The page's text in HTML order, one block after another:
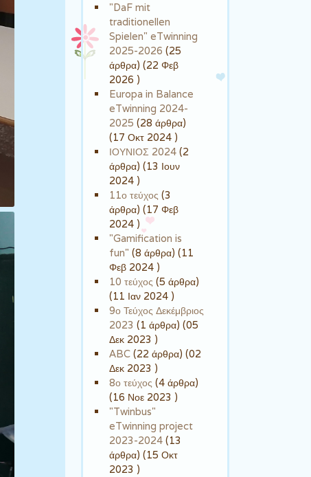
"DaF mit
traditionellen
Spielen" eTwinning
2025-2026 (25
άρθρα) (22 Φεβ
2026 )
Europa in Balance
eTwinning 2024-
2025 (28 άρθρα)
(17 Οκτ 2024 )
ΙΟΥΝΙΟΣ 2024 (2
άρθρα) (13 Ιουν
2024 )
11ο τεύχος (3
άρθρα) (17 Φεβ
2024 )
"Gamification is
fun" (8 άρθρα) (11
Φεβ 2024 )
10 τεύχος (5 άρθρα)
(11 Ιαν 2024 )
9ο Τεύχος Δεκέμβριος
2023 (1 άρθρα) (05
Δεκ 2023 )
ABC (22 άρθρα) (02
Δεκ 2023 )
8ο τεύχος (4 άρθρα)
(16 Νοε 2023 )
"Twinbus"
eTwinning project
2023-2024 (13
άρθρα) (15 Οκτ
2023 )